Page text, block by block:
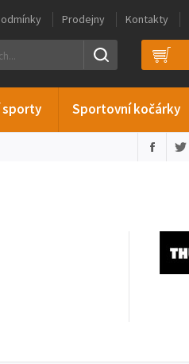
sporty Sportovní kočárky
Prodejny Kontakty